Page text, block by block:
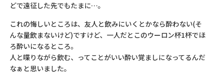
どで遠征した先でもたまに…。
これの悔しいところは、友人と飲みにいくとかなら酔わない(そ
んな量飲まないけど)ですけど、一人だとこのウーロン杯1杯でほ
ろ酔いになるところ。
人と喋りながら飲む、ってことがいい酔い覚ましになってるんだ
なぁと思いました。